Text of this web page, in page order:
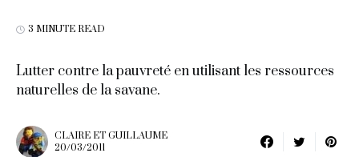
3 MINUTE READ
Lutter contre la pauvreté en utilisant les ressources
naturelles de la savane.
CLAIRE ET GUILLAUME
20/03/2011